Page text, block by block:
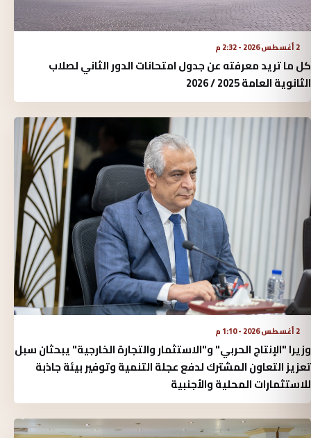
2 أغسطس 2026 - 2:32 م
كل ما تريد معرفته عن جدول امتحانات الدور الثاني لصلاب
الثانوية العامة 2025 / 2026
2 أغسطس 2026 - 1:10 م
وزيرا "الإنتاج الحربي" و"الاستثمار والتجارة الخارجية" يبحثان سبل
تعزيز التعاون المشترك لدفع عجلة التنمية وتوفير بيئة جاذبة
للاستثمارات المحلية والأجنبية